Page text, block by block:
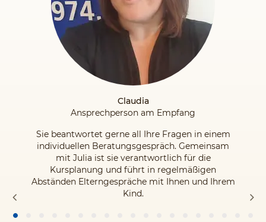
Claudia
Ansprechperson am Empfang
Sie beantwortet gerne all Ihre Fragen in einem
individuellen Beratungsgespräch. Gemeinsam
mit Julia ist sie verantwortlich für die
Kursplanung und führt in regelmäßigen
Abständen Elterngespräche mit Ihnen und Ihrem
Kind.